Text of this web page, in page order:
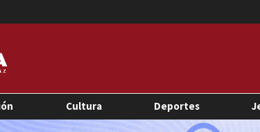
Cultura Deportes